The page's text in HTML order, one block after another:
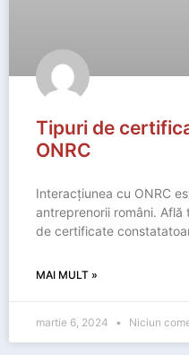
Tipuri de
ONRC
Interacțiunea cu ONRC
antreprenorii români.
de certificate
MAI MULT »
martie 6, 2024 Niciun